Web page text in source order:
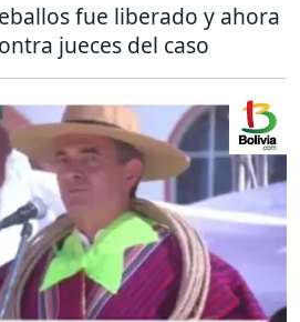
fue liberado y ahora
jueces del caso